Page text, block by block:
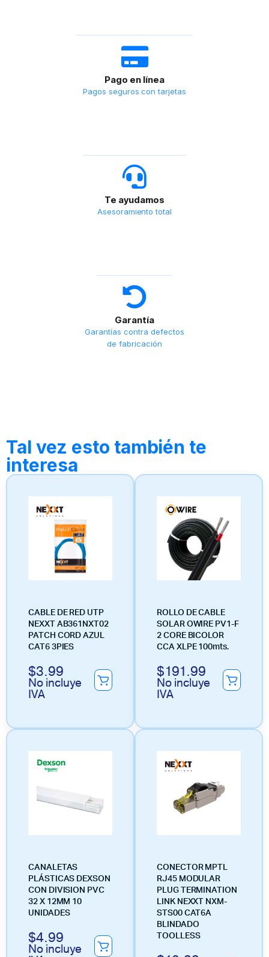
Pago en línea
Pagos seguros con tarjetas
Te ayudamos
Asesoramiento total
Garantía
Garantías contra defectos
de fabricación
Tal vez esto también te
interesa
CABLE DE RED UTP
NEXXT AB361NXT02
PATCH CORD AZUL
CAT6 3PIES
$3.99
No incluye
IVA
ROLLO DE CABLE
SOLAR OWIRE PV1-F
2 CORE BICOLOR
CCA XLPE 100mts.
$191.99
No incluye
IVA
CANALETAS
PLÁSTICAS DEXSON
CON DIVISION PVC
32 X 12MM 10
UNIDADES
$4.99
No incluye
CONECTOR MPTL
RJ45 MODULAR
PLUG TERMINATION
LINK NEXXT NXM-
STS00 CAT6A
BLINDADO
TOOLLESS